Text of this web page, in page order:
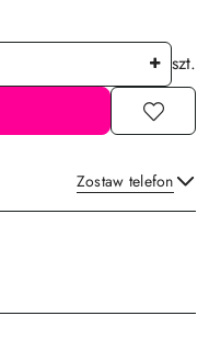
szt.
Zostaw telefon